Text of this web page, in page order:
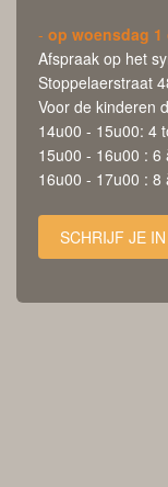
- op woensdag
Afspraak op het
Stoppelaerstraat
Voor de kinderen
14u00 - 15u00: 4
15u00 - 16u00 : 6
16u00 - 17u00 : 8
SCHRIJF JE